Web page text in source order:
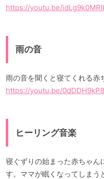
https://youtu.be/
雨の音
雨の音を聞くと寝てくれる赤
https://youtu.be/
ヒーリング音楽
寝ぐずりの始まった赤ちゃん
す。ママが眠くなってしまう